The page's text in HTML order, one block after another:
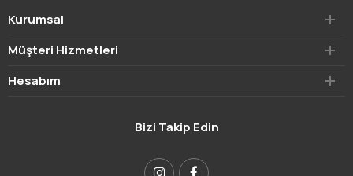
Kurumsal
Müşteri Hizmetleri
Hesabım
Bizi Takip Edin